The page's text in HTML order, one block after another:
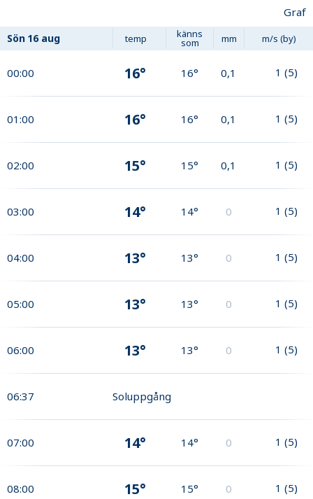
Graf
Sön 16 aug temp känns
som mm m/s (by)
00:00 16° 16° 0,1 1 (5)
01:00 16° 16° 0,1 1 (5)
02:00 15° 15° 0,1 1 (5)
03:00 14° 14° 0 1 (5)
04:00 13° 13° 0 1 (5)
05:00 13° 13° 0 1 (5)
06:00 13° 13° 0 1 (5)
06:37 Soluppgång
07:00 14° 14° 0 1 (5)
08:00 15° 15° 0 1 (5)